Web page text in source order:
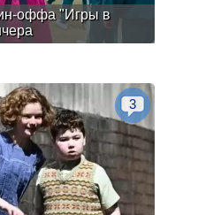
оффа "Игры в
3